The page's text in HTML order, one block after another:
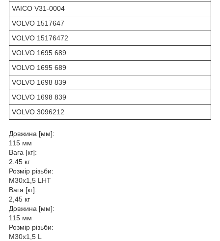
VAICO V31-0004
VOLVO 1517647
VOLVO 15176472
VOLVO 1695 689
VOLVO 1695 689
VOLVO 1698 839
VOLVO 1698 839
VOLVO 3096212
Довжина [мм]:
115 мм
Вага [кг]:
2.45 кг
Розмір різьби:
M30x1,5 LHT
Вага [кг]:
2,45 кг
Довжина [мм]:
115 мм
Розмір різьби:
M30x1,5 L